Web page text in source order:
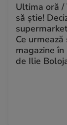
Ultima oră /
să știe!
Ce
magazine
de Ilie